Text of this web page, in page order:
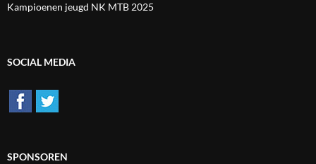
Kampioenen jeugd NK MTB 2025
SOCIAL MEDIA
SPONSOREN